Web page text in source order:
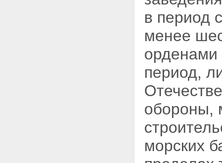
в период
менее
период,
обороны,
морских